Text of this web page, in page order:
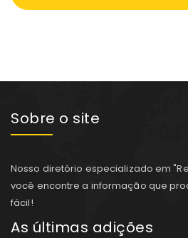
Sobre o site
Nosso diretório especializado em
você encontre a informação que
fácil!
As últimas adições